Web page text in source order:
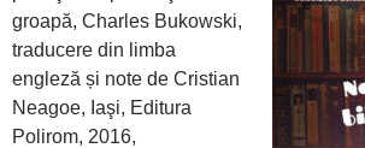
groapă, Charles Bukowski,
traducere din limba
engleză și note de Cristian
Neagoe, Iaşi, Editura
Polirom, 2016,